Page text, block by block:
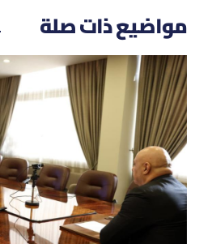
فصل من كتاب
اقرأ تضحك
كاميرا
سجالات
صحّة وصحن
مواضيع ذات صلة